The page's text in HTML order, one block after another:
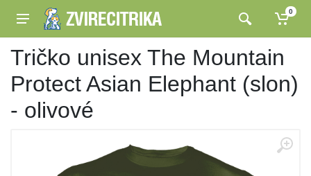
0
Tričko unisex The Mountain
Protect Asian Elephant (slon)
- olivové